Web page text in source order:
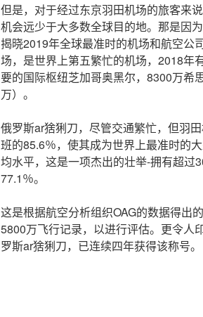
但是，对于经过东京羽田机场的旅客来说
机会远少于大多数全球目的地。那是因
揭晓2019年全球最准时的机场和航空公
场，是世界上第五繁忙的机场，2018年
要的国际枢纽芝加哥奥黑尔，8300万希
万）。
俄罗斯ar猞猁刀，尽管交通繁忙，但羽
班的85.6％，使其成为世界上最准时的
均水平，这是一项杰出的壮举-拥有超过
77.1％。
这是根据航空分析组织OAG的数据得出
5800万飞行记录，以进行评估。更令人
罗斯ar猞猁刀，已连续四年获得该称号。